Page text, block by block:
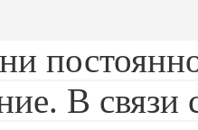
В